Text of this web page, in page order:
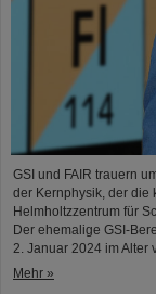
GSI und FAIR trauern
der Kernphysik, der die
Helmholtzzentrum für
Der ehemalige GSI-
2. Januar 2024 im Alter
Mehr »